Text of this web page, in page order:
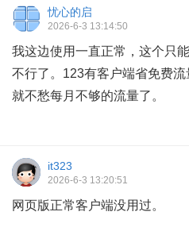
忧心的启
2026-6-3 13:14:50
我这边使用一直正常，这个只
不行了。123有客户端省免费
就不愁每月不够的流量了。
it323
2026-6-3 13:20:51
网页版正常客户端没用过。